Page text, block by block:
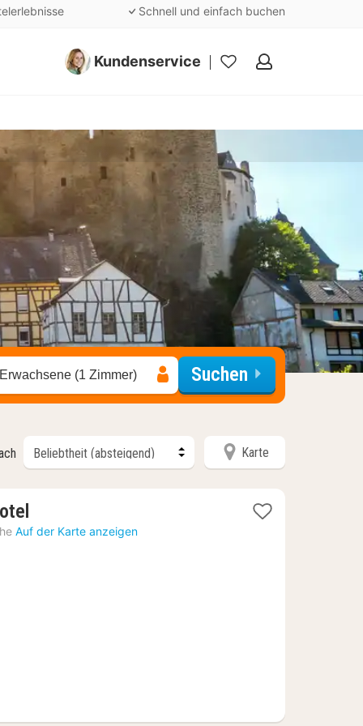
Schnell und einfach buchen
Kundenservice
Meine
(1 Zimmer) Suchen
Karte
Nacht
Auf der Karte anzeigen